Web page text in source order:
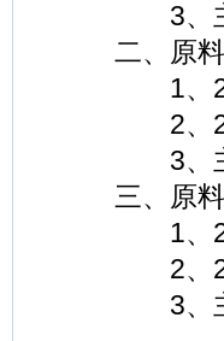
3、主要
二、原料
1、2021-
2、2021-
3、主要
三、原料
1、2021-
2、2021-
3、主要